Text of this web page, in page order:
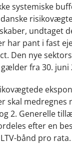
systemiske
undtaget
har pant i fast
Den nye
fra 30. juni
skal medregnes
2. Generelle
efter en
bånd pro rata.